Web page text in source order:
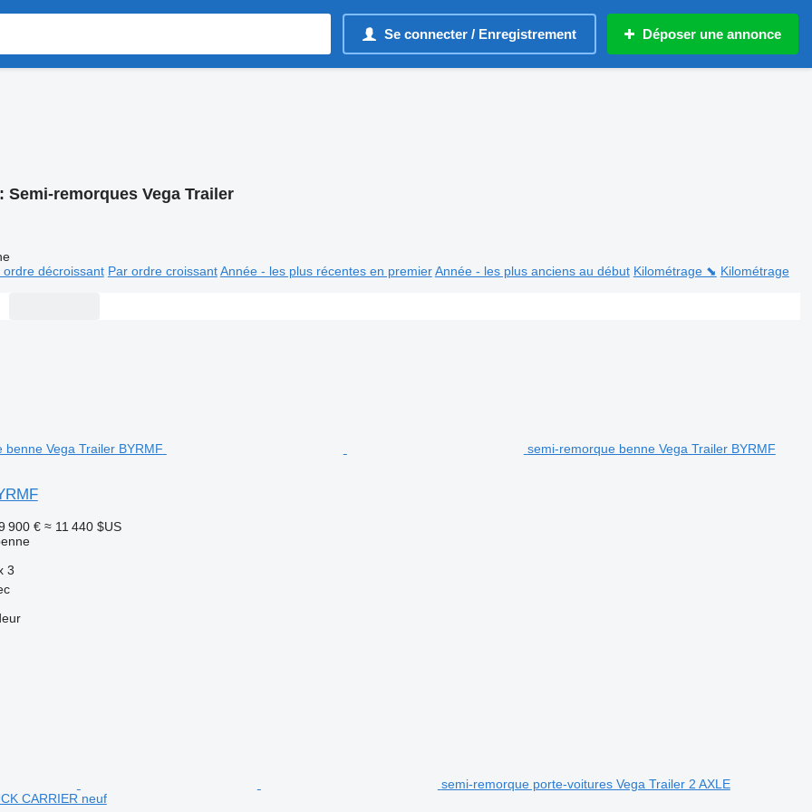
Se connecter / Enregistrement Déposer une annonce
Semi-remorques Vega Trailer
ordre décroissant Par ordre croissant Année - les plus récentes en premier Année - les plus anciens au début Kilométrage ⬊ Kilométrage
semi-remorque benne Vega Trailer BYRMF
900 € ≈ 11 440 $US
3
semi-remorque porte-voitures Vega Trailer 2 AXLE
CARRIER neuf